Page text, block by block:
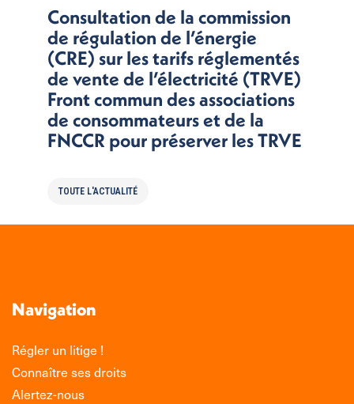
Consultation de la commission
de régulation de l’énergie
(CRE) sur les tarifs réglementés
de vente de l’électricité (TRVE)
Front commun des associations
de consommateurs et de la
FNCCR pour préserver les TRVE
TOUTE L'ACTUALITÉ
Navigation
Régler un litige !
Connaître ses droits
Alertez-nous